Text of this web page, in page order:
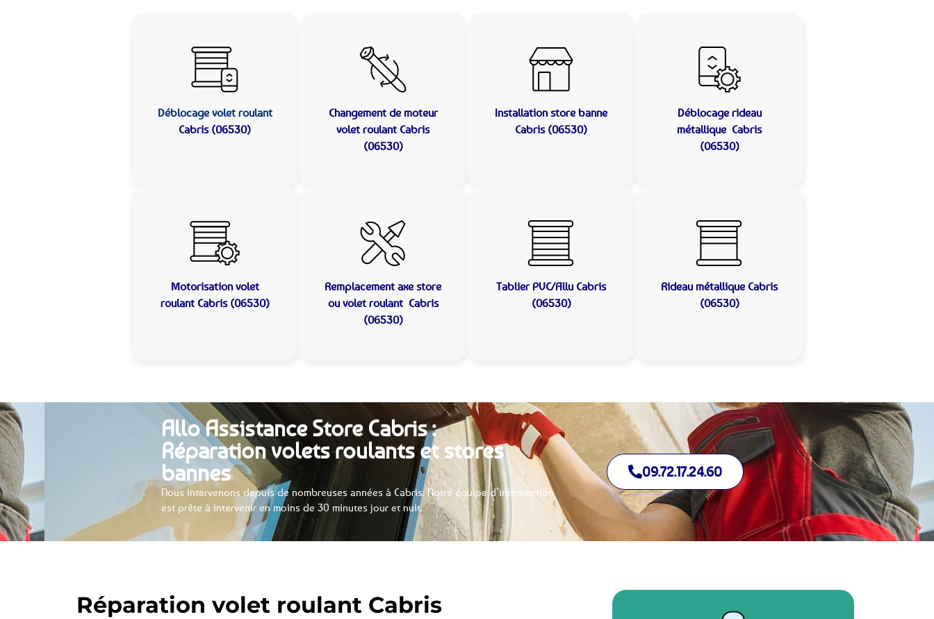
Déblocage volet roulant
Cabris (06530)
Changement de moteur
volet roulant Cabris
(06530)
Installation store banne
Cabris (06530)
Déblocage rideau
métallique Cabris
(06530)
Motorisation volet
roulant Cabris (06530)
Remplacement axe store
ou volet roulant Cabris
(06530)
Tablier PVC/Allu Cabris
(06530)
Rideau métallique Cabris
(06530)
Allo Assistance Store Cabris :
Réparation volets roulants et stores
bannes
Nous intervenons depuis de nombreuses années à Cabris. Notre équipe d’intervention
est prête à intervenir en moins de 30 minutes jour et nuit.
09.72.17.24.60
Réparation volet roulant Cabris